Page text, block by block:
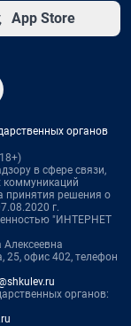
App Store
органов
в сфере связи,
коммуникаций
принятия решения о
г.
"ИНТЕРНЕТ
25, офис 402, телефон
органов: